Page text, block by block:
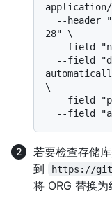
28" \
\
若要检查存储
到
https://
将 ORG 替换为